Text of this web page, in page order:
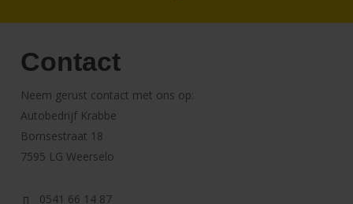
Contact
Neem gerust contact met ons op:
Autobedrijf Krabbe
Bornsestraat 18
7595 LG Weerselo
0541 66 14 87